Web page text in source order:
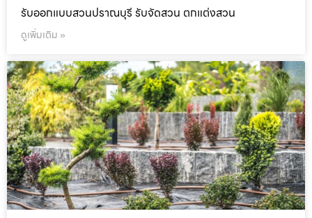
รับออกแบบสวนปราณบุรี รับจัดสวน ตกแต่งสวน
ดูเพิ่มเติม »